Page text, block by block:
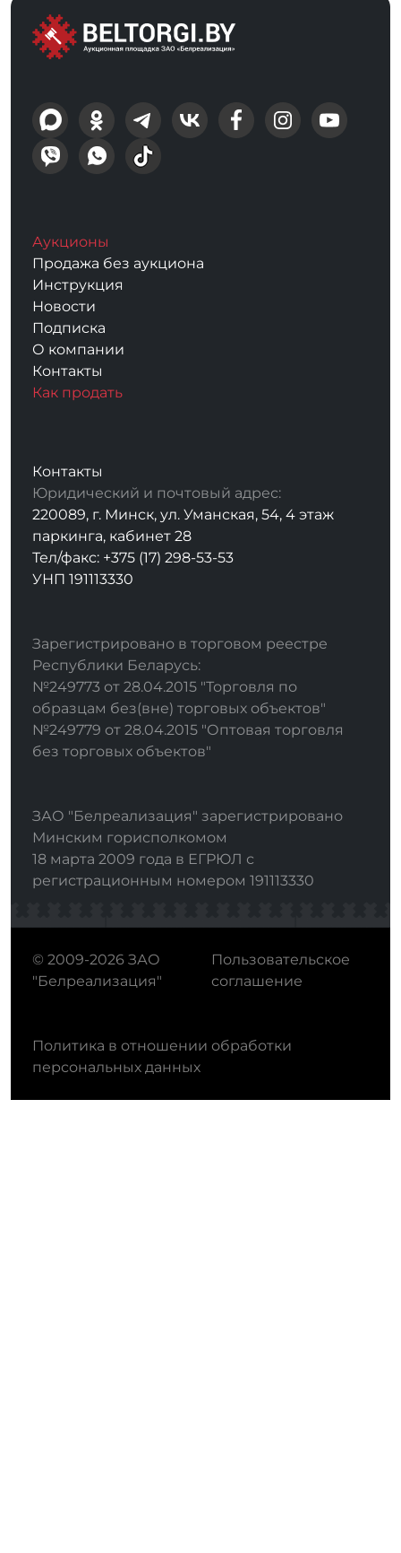
Аукционы
Продажа без аукциона
Инструкция
Новости
Подписка
О компании
Контакты
Как продать
Контакты
Юридический и почтовый адрес:
220089, г. Минск, ул. Уманская, 54, 4 этаж
паркинга, кабинет 28
Тел/факс: +375 (17) 298-53-53
УНП 191113330
Зарегистрировано в торговом реестре
Республики Беларусь:
№249773 от 28.04.2015 "Торговля по
образцам без(вне) торговых объектов"
№249779 от 28.04.2015 "Оптовая торговля
без торговых объектов"
ЗАО "Белреализация" зарегистрировано
Минским горисполкомом
18 марта 2009 года в ЕГРЮЛ с
регистрационным номером 191113330
© 2009-2026 ЗАО
"Белреализация"
Пользовательское
соглашение
Политика в отношении обработки
персональных данных